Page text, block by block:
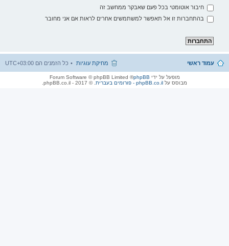
חיבור אוטומטי בכל פעם שאבקר ממחשב זה
בהתחברות זו אל תאפשר למשתמשים אחרים לראות אם אני מחובר
עמוד ראשי כל הזמנים הם UTC+03:00 מחיקת עוגיות
מופעל על ידי phpBB
® Forum Software © phpBB Limited
מבוסס על phpBB.co.il - פורומים בעברית . © 2017 - phpBB.co.il.